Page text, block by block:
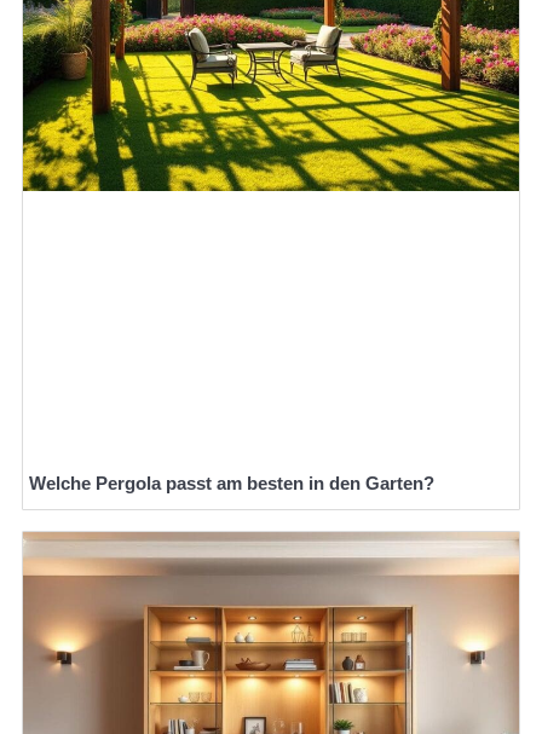
Welche Pergola passt am besten in den Garten?